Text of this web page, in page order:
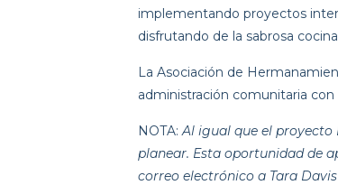
implementando proyectos
disfrutando de la sabrosa
La Asociación de
administración comunitaria
NOTA: Al igual que el proyecto
planear. Esta oportunidad de
correo electrónico a Tara